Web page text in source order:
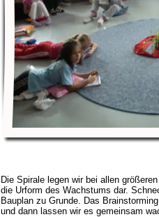
Die Spirale legen wir bei allen
die Urform des Wachstums dar.
Bauplan zu Grunde. Das
und dann lassen wir es gemeinsam